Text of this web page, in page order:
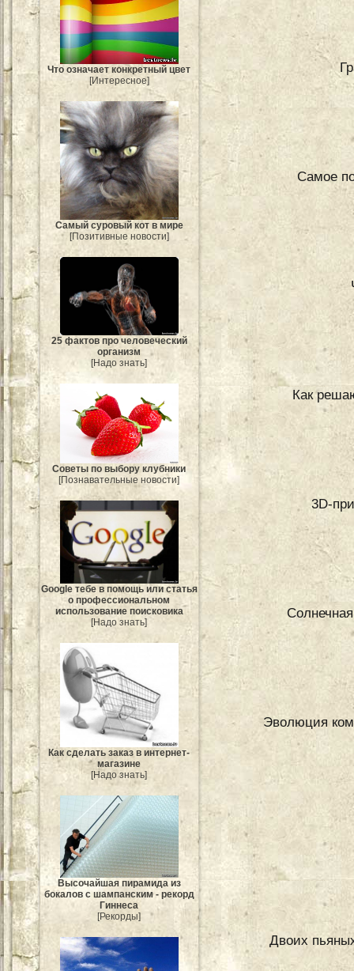
Что означает конкретный цвет
[Интересное]
Самый суровый кот в мире
[Позитивные новости]
25 фактов про человеческий
организм
[Надо знать]
Советы по выбору клубники
[Познавательные новости]
Google тебе в помощь или статья
о профессиональном
использование поисковика
[Надо знать]
Как сделать заказ в интернет-
магазине
[Надо знать]
Высочайшая пирамида из
бокалов с шампанским - рекорд
Гиннеса
[Рекорды]
Самое
Как
3D-
Эволюция
Двоих